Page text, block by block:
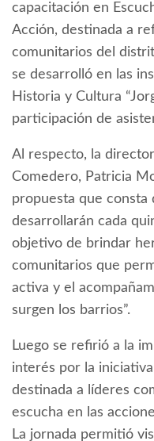
capacitación en
Acción, destinada a
comunitarios del
se desarrolló en las
Historia y Cultura
participación de
Al respecto, la
Comedero, Patricia
propuesta que
desarrollarán cada
objetivo de brindar
comunitarios que
activa y el
surgen los barrios”.
Luego se refirió a la
interés por la
destinada a líderes
escucha en las
La jornada permitió